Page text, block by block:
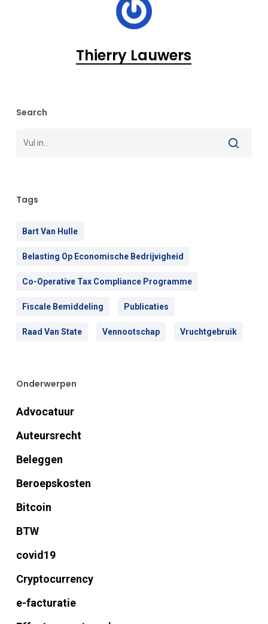
Thierry Lauwers
Search
Tags
Bart Van Hulle
Belasting Op Economische Bedrijvigheid
Co-Operative Tax Compliance Programme
Fiscale Bemiddeling Publicaties
Raad Van State Vennootschap Vruchtgebruik
Onderwerpen
Advocatuur
Auteursrecht
Beleggen
Beroepskosten
Bitcoin
BTW
covid19
Cryptocurrency
e-facturatie